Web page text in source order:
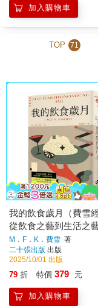
加入購物車
TOP 71
我的飲食歲月（費雪
從飲食之藝到生活之
部親筆自傳）
M．F．K．費雪 著
二十張出版 出版
2025/10/01 出版
79 折 特價 379 元
加入購物車